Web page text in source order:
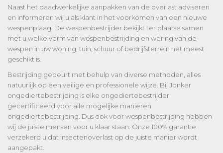
Naast het daadwerkelijke aanpakken van de overlast adviseren
en informeren wij u als klant in het voorkomen van een nieuwe
wespenplaag. De wespenbestrijder bekijkt ter plaatse samen
met u welke vorm van wespenbestrijding en wering van de
wespen in uw woning, tuin, schuur of bedrijfsterrein het meest
geschikt is.
Bestrijding gebeurt met behulp van diverse methoden, alles
natuurlijk op een veilige en professionele wijze. Bij Jonker
ongediertebestrijding is elke ongediertebestrijder
gecertificeerd voor alle mogelijke manieren
ongediertebestrijding. Dus ook voor wespenbestrijding hebben
wij de juiste mensen voor u klaar staan. Onze 100% garantie
verzekerd u dat insectenoverlast op de juiste manier wordt
aangepakt.